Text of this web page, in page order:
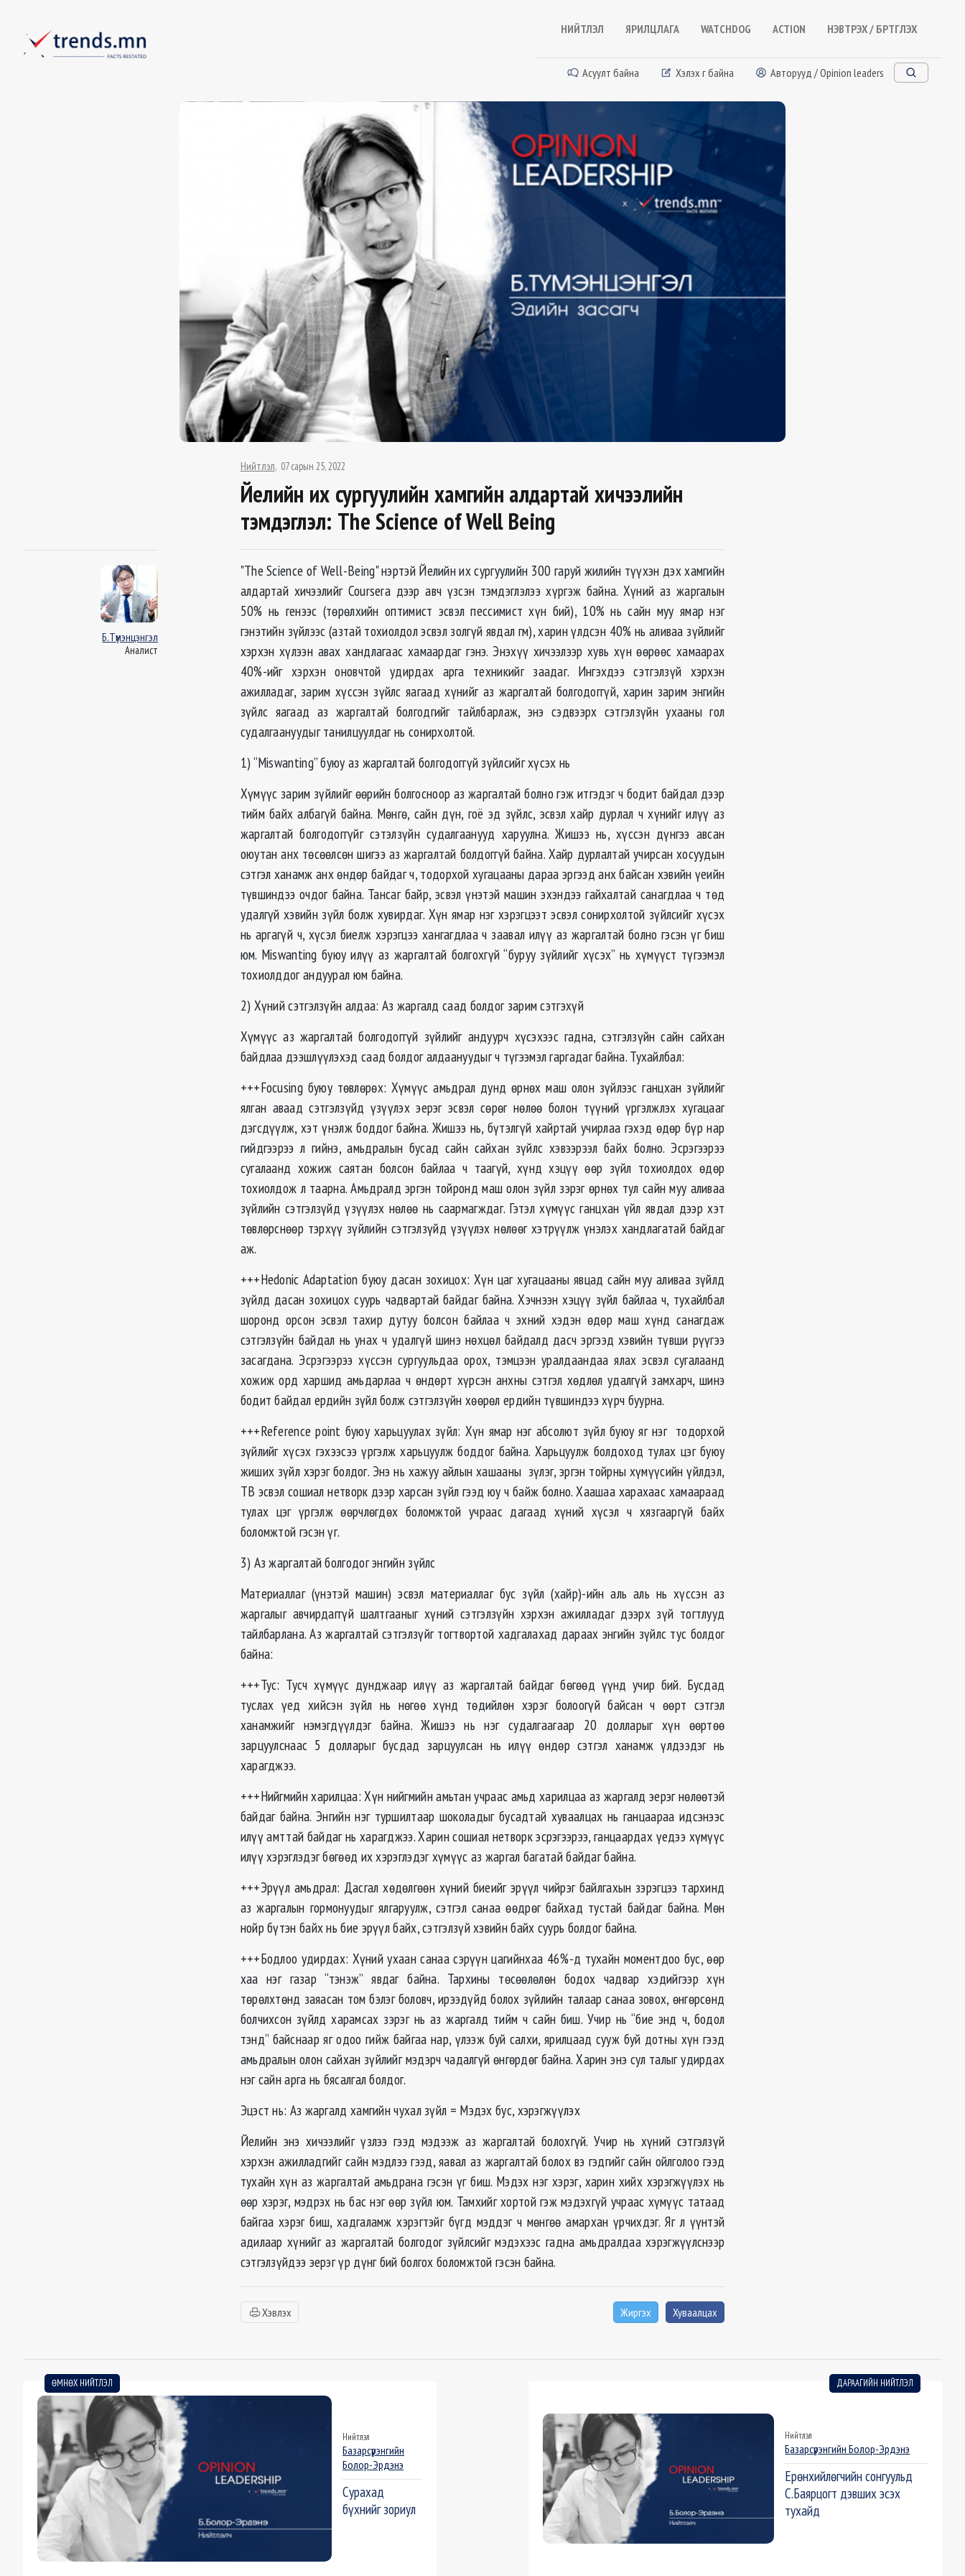
НИЙТЛЭЛ ЯРИЛЦЛАГА WATCHDOG ACTION НЭВТРЭХ / БҮРТГҮҮЛЭХ
Асуулт байна Хэлэх үг байна Авторууд / Opinion leaders
Нийтлэл 07 сарын 25, 2022
Йелийн их сургуулийн хамгийн алдартай хичээлийн
тэмдэглэл: The Science of Well Being
Б.Түмэнцэнгэл
Аналист
"The Science of Well-Being" нэртэй Йелийн их сургуулийн 300 гаруй жилийн түүхэн дэх хамгийн
алдартай хичээлийг Coursera дээр авч үзсэн тэмдэглэлээ хүргэж байна. Хүний аз жаргалын
50% нь генээс (төрөлхийн оптимист эсвэл пессимист хүн бий), 10% нь сайн муу ямар нэг
гэнэтийн зүйлээс (азтай тохиолдол эсвэл золгүй явдал гм), харин үлдсэн 40% нь аливаа зүйлийг
хэрхэн хүлээн авах хандлагаас хамаардаг гэнэ. Энэхүү хичээлээр хувь хүн өөрөөс хамаарах
40%-ийг хэрхэн оновчтой удирдах арга техникийг заадаг. Ингэхдээ сэтгэлзүй хэрхэн
ажилладаг, зарим хүссэн зүйлс яагаад хүнийг аз жаргалтай болгодоггүй, харин зарим энгийн
зүйлс яагаад аз жаргалтай болгодгийг тайлбарлаж, энэ сэдвээрх сэтгэлзүйн ухааны гол
судалгаануудыг танилцуулдаг нь сонирхолтой.
1) “Miswanting” буюу аз жаргалтай болгодоггүй зүйлсийг хүсэх нь
Хүмүүс зарим зүйлийг өөрийн болгосноор аз жаргалтай болно гэж итгэдэг ч бодит байдал дээр
тийм байх албагүй байна. Мөнгө, сайн дүн, гоё эд зүйлс, эсвэл хайр дурлал ч хүнийг илүү аз
жаргалтай болгодоггүйг сэтэлзүйн судалгаанууд харуулна. Жишээ нь, хүссэн дүнгээ авсан
оюутан анх төсөөлсөн шигээ аз жаргалтай болдоггүй байна. Хайр дурлалтай учирсан хосуудын
сэтгэл ханамж анх өндөр байдаг ч, тодорхой хугацааны дараа эргээд анх байсан хэвийн үеийн
түвшиндээ очдог байна. Тансаг байр, эсвэл үнэтэй машин эхэндээ гайхалтай санагдлаа ч төд
удалгүй хэвийн зүйл болж хувирдаг. Хүн ямар нэг хэрэгцээт эсвэл сонирхолтой зүйлсийг хүсэх
нь аргагүй ч, хүсэл биелж хэрэгцээ хангагдлаа ч заавал илүү аз жаргалтай болно гэсэн үг биш
юм. Miswanting буюу илүү аз жаргалтай болгохгүй “буруу зүйлийг хүсэх” нь хүмүүст түгээмэл
тохиолддог андуурал юм байна.
2) Хүний сэтгэлзүйн алдаа: Аз жаргалд саад болдог зарим сэтгэхүй
Хүмүүс аз жаргалтай болгодоггүй зүйлийг андуурч хүсэхээс гадна, сэтгэлзүйн сайн сайхан
байдлаа дээшлүүлэхэд саад болдог алдаануудыг ч түгээмэл гаргадаг байна. Тухайлбал:
+++Focusing буюу төвлөрөх: Хүмүүс амьдрал дунд өрнөх маш олон зүйлээс ганцхан зүйлийг
ялган аваад сэтгэлзүйд үзүүлэх эерэг эсвэл сөрөг нөлөө болон түүний үргэлжлэх хугацааг
дэгсдүүлж, хэт үнэлж боддог байна. Жишээ нь, бүтэлгүй хайртай учирлаа гэхэд өдөр бүр нар
гийдгээрээ л гийнэ, амьдралын бусад сайн сайхан зүйлс хэвээрээл байх болно. Эсрэгээрээ
сугалаанд хожиж саятан болсон байлаа ч таагүй, хүнд хэцүү өөр зүйл тохиолдох өдөр
тохиолдож л таарна. Амьдралд эргэн тойронд маш олон зүйл зэрэг өрнөх тул сайн муу аливаа
зүйлийн сэтгэлзүйд үзүүлэх нөлөө нь саармагждаг. Гэтэл хүмүүс ганцхан үйл явдал дээр хэт
төвлөрснөөр тэрхүү зүйлийн сэтгэлзүйд үзүүлэх нөлөөг хэтрүүлж үнэлэх хандлагатай байдаг
аж.
+++Hedonic Adaptation буюу дасан зохицох: Хүн цаг хугацааны явцад сайн муу аливаа зүйлд
зүйлд дасан зохицох суурь чадвартай байдаг байна. Хэчнээн хэцүү зүйл байлаа ч, тухайлбал
шоронд орсон эсвэл тахир дутуу болсон байлаа ч эхний хэдэн өдөр маш хүнд санагдаж
сэтгэлзүйн байдал нь унах ч удалгүй шинэ нөхцөл байдалд дасч эргээд хэвийн түвши рүүгээ
засагдана. Эсрэгээрээ хүссэн сургуульдаа орох, тэмцээн уралдаандаа ялах эсвэл сугалаанд
хожиж орд харшид амьдарлаа ч өндөрт хүрсэн анхны сэтгэл хөдлөл удалгүй замхарч, шинэ
бодит байдал ердийн зүйл болж сэтгэлзүйн хөөрөл ердийн түвшиндээ хүрч буурна.
+++Reference point буюу харьцуулах зүйл: Хүн ямар нэг абсолют зүйл буюу яг нэг тодорхой
зүйлийг хүсэх гэхээсээ үргэлж харьцуулж боддог байна. Харьцуулж болдоход тулах цэг буюу
жиших зүйл хэрэг болдог. Энэ нь хажуу айлын хашааны зүлэг, эргэн тойрны хүмүүсийн үйлдэл,
ТВ эсвэл сошиал нетворк дээр харсан зүйл гээд юу ч байж болно. Хаашаа харахаас хамаараад
тулах цэг үргэлж өөрчлөгдөх боломжтой учраас дагаад хүний хүсэл ч хязгааргүй байх
боломжтой гэсэн үг.
3) Аз жаргалтай болгодог энгийн зүйлс
Материаллаг (үнэтэй машин) эсвэл материаллаг бус зүйл (хайр)-ийн аль аль нь хүссэн аз
жаргалыг авчирдаггүй шалтгааныг хүний сэтгэлзүйн хэрхэн ажилладаг дээрх зүй тогтлууд
тайлбарлана. Аз жаргалтай сэтгэлзүйг тогтвортой хадгалахад дараах энгийн зүйлс тус болдог
байна:
+++Тус: Тусч хүмүүс дунджаар илүү аз жаргалтай байдаг бөгөөд үүнд учир бий. Бусдад
туслах үед хийсэн зүйл нь нөгөө хүнд төдийлөн хэрэг болоогүй байсан ч өөрт сэтгэл
ханамжийг нэмэгдүүлдэг байна. Жишээ нь нэг судалгаагаар 20 долларыг хүн өөртөө
зарцуулснаас 5 долларыг бусдад зарцуулсан нь илүү өндөр сэтгэл ханамж үлдээдэг нь
харагджээ.
+++Нийгмийн харилцаа: Хүн нийгмийн амьтан учраас амьд харилцаа аз жаргалд эерэг нѳлѳѳтэй
байдаг байна. Энгийн нэг туршилтаар шоколадыг бусадтай хуваалцах нь ганцаараа идсэнээс
илүү амттай байдаг нь харагджээ. Харин сошиал нетворк эсрэгээрээ, ганцаардах үедээ хүмүүс
илүү хэрэглэдэг бөгөөд их хэрэглэдэг хүмүүс аз жаргал багатай байдаг байна.
+++Эрүүл амьдрал: Дасгал хөдөлгөөн хүний биеийг эрүүл чийрэг байлгахын зэрэгцээ тархинд
аз жаргалын гормонуудыг ялгаруулж, сэтгэл санаа өөдрөг байхад тустай байдаг байна. Мөн
нойр бүтэн байх нь бие эрүүл байх, сэтгэлзүй хэвийн байх суурь болдог байна.
+++Бодлоо удирдах: Хүний ухаан санаа сэрүүн цагийнхаа 46%-д тухайн моментдоо бус, өөр
хаа нэг газар “тэнэж” явдаг байна. Тархины төсөөлөлөн бодох чадвар хэдийгээр хүн
төрөлхтөнд заяасан том бэлэг боловч, ирээдүйд болох зүйлийн талаар санаа зовох, өнгөрсөнд
болчихсон зүйлд харамсах зэрэг нь аз жаргалд тийм ч сайн биш. Учир нь “бие энд ч, бодол
тэнд” байснаар яг одоо гийж байгаа нар, үлээж буй салхи, ярилцаад сууж буй дотны хүн гээд
амьдралын олон сайхан зүйлийг мэдэрч чадалгүй өнгөрдөг байна. Харин энэ сул талыг удирдах
нэг сайн арга нь бясалгал болдог.
Эцэст нь: Аз жаргалд хамгийн чухал зүйл = Мэдэх бус, хэрэгжүүлэх
Йелийн энэ хичээлийг үзлээ гээд мэдээж аз жаргалтай болохгүй. Учир нь хүний сэтгэлзүй
хэрхэн ажилладгийг сайн мэдлээ гээд, яавал аз жаргалтай болох вэ гэдгийг сайн ойлголоо гээд
тухайн хүн аз жаргалтай амьдрана гэсэн үг биш. Мэдэх нэг хэрэг, харин хийх хэрэгжүүлэх нь
өөр хэрэг, мэдрэх нь бас нэг өөр зүйл юм. Тамхийг хортой гэж мэдэхгүй учраас хүмүүс татаад
байгаа хэрэг биш, хадгаламж хэрэгтэйг бүгд мэддэг ч мөнгөө амархан үрчихдэг. Яг л үүнтэй
адилаар хүнийг аз жаргалтай болгодог зүйлсийг мэдэхээс гадна амьдралдаа хэрэгжүүлснээр
сэтгэлзүйдээ эерэг үр дүнг бий болгох боломжтой гэсэн байна.
Хэвлэх Жиргэх Хуваалцах
ӨМНӨХ НИЙТЛЭЛ
Нийтлэл
Базарсүрэнгийн
Болор-Эрдэнэ
Сурахад
бүхнийг зориул
ДАРААГИЙН НИЙТЛЭЛ
Нийтлэл
Базарсүрэнгийн Болор-Эрдэнэ
Ерөнхийлөгчийн сонгуульд
С.Баярцогт дэвших эсэх
тухайд